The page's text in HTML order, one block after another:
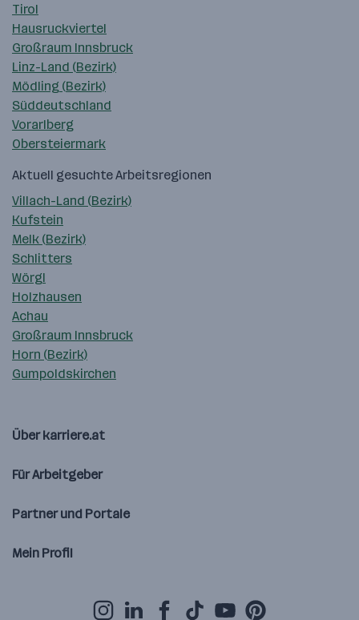
Tirol
Hausruckviertel
Großraum Innsbruck
Linz-Land (Bezirk)
Mödling (Bezirk)
Süddeutschland
Vorarlberg
Obersteiermark
Aktuell gesuchte Arbeitsregionen
Villach-Land (Bezirk)
Kufstein
Melk (Bezirk)
Schlitters
Wörgl
Holzhausen
Achau
Großraum Innsbruck
Horn (Bezirk)
Gumpoldskirchen
Über karriere.at
Für Arbeitgeber
Partner und Portale
Mein Profil